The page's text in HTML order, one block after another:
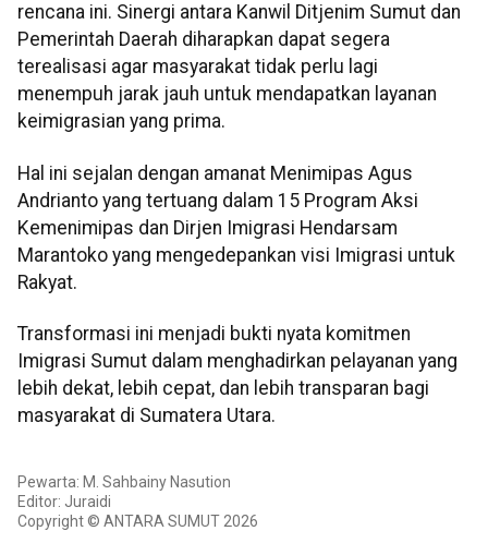
rencana ini. Sinergi antara Kanwil Ditjenim Sumut dan
Pemerintah Daerah diharapkan dapat segera
terealisasi agar masyarakat tidak perlu lagi
menempuh jarak jauh untuk mendapatkan layanan
keimigrasian yang prima.
Hal ini sejalan dengan amanat Menimipas Agus
Andrianto yang tertuang dalam 15 Program Aksi
Kemenimipas dan Dirjen Imigrasi Hendarsam
Marantoko yang mengedepankan visi Imigrasi untuk
Rakyat.
Transformasi ini menjadi bukti nyata komitmen
Imigrasi Sumut dalam menghadirkan pelayanan yang
lebih dekat, lebih cepat, dan lebih transparan bagi
masyarakat di Sumatera Utara.
Pewarta: M. Sahbainy Nasution
Editor: Juraidi
Copyright © ANTARA SUMUT 2026